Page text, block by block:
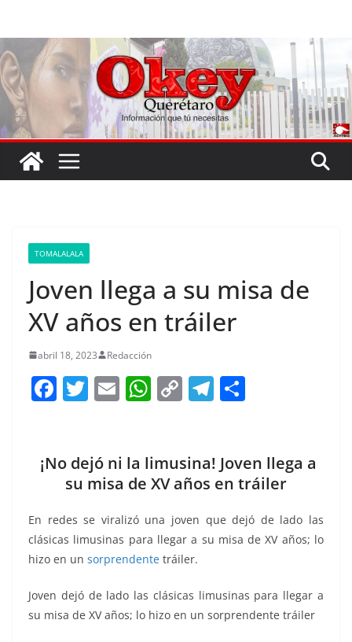
contenido
TOMALALALA
Joven llega a su misa de
XV años en tráiler
abril 18, 2023 Redacción
F
e
b
o
o
k
T
er
E
l
W
s
A
p
p
C
y
Li
n
k
T
gr
a
m
e
¡No dejó ni la limusina! Joven llega a
su misa de XV años en tráiler
En redes se viralizó una joven que dejó de lado las
clásicas limusinas para llegar a su misa de XV años; lo
hizo en un sorprendente tráiler.
Joven dejó de lado las clásicas limusinas para llegar a
su misa de XV años; lo hizo en un sorprendente tráiler